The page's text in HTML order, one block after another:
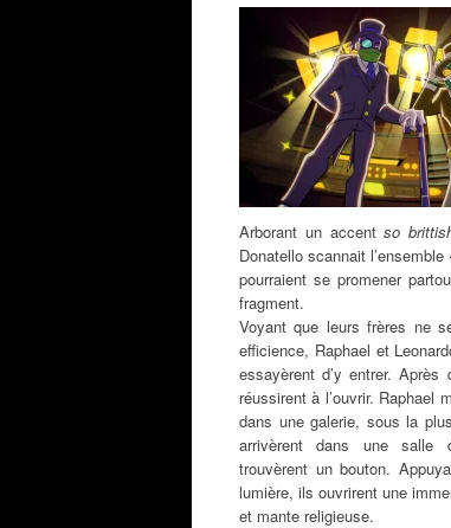
Arborant un accentso
Donatello scannait
pourraient se promener
fragment.
Voyant que leurs frères ne
efficience, Raphael et
essayèrent d’y entrer.
réussirent à l’ouvrir.
dans une galerie, sous la
arrivèrent dans une salle
trouvèrent un bouton.
lumière, ils ouvrirent une
et mante religieuse.